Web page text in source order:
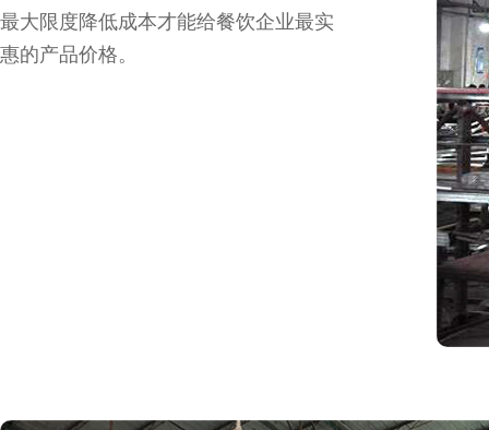
最大限度降低成本才能给餐饮企业最实
惠的产品价格。